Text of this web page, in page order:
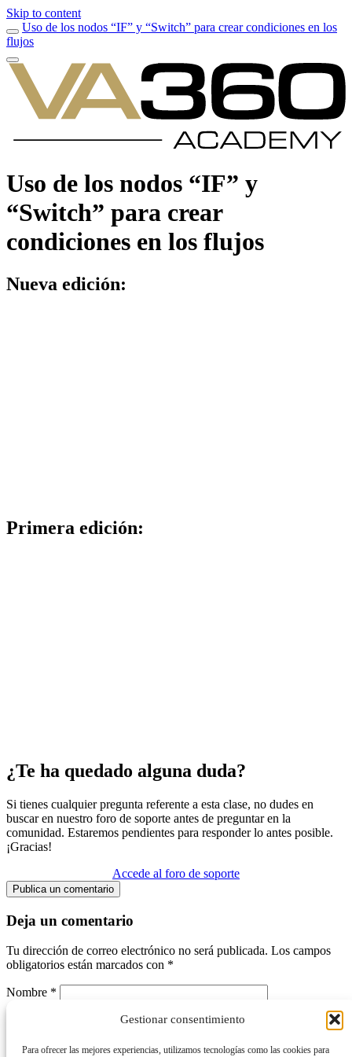
Gestionar consentimiento
Para ofrecer las mejores experiencias, utilizamos tecnologías como las cookies para
Skip to content
Uso de los nodos “IF” y “Switch” para crear condiciones en los
flujos
Uso de los nodos “IF” y
“Switch” para crear
condiciones en los flujos
Nueva edición:
Primera edición:
¿Te ha quedado alguna duda?
Si tienes cualquier pregunta referente a esta clase, no dudes en
buscar en nuestro foro de soporte antes de preguntar en la
comunidad. Estaremos pendientes para responder lo antes posible.
¡Gracias!
Accede al foro de soporte
Publica un comentario
Deja un comentario
Tu dirección de correo electrónico no será publicada. Los campos
obligatorios están marcados con *
Nombre *
Web